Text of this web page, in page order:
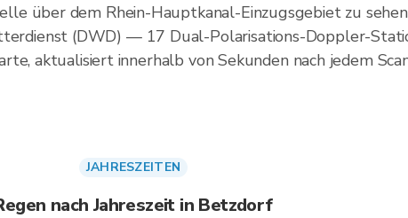
über dem Rhein-Hauptkanal-Einzugsgebiet zu
(DWD) — 17 Dual-Polarisations-Doppler-
aktualisiert innerhalb von Sekunden nach jedem
JAHRESZEITEN
nach Jahreszeit in Betzdorf